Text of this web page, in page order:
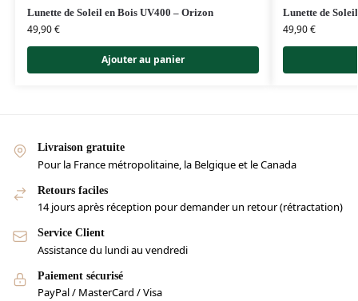
Lunette de Soleil en Bois UV400 – Orizon
49,90€
Ajouter au panier
Lunette de
49,90€
Livraison gratuite
Pour la France métropolitaine, la Belgique et le Canada
Retours faciles
14 jours après réception pour demander un retour (rétractation)
Service Client
Assistance du lundi au vendredi
Paiement sécurisé
PayPal / MasterCard / Visa